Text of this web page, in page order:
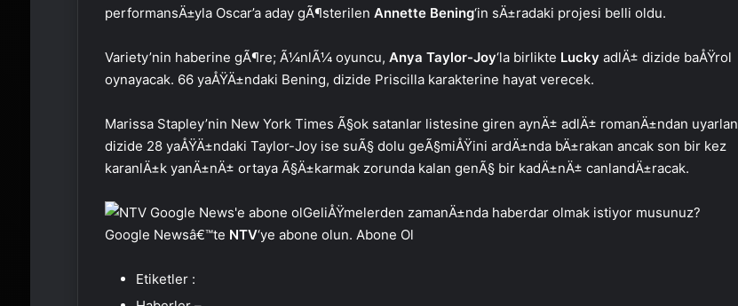
performansÄ±yla Oscar’a aday gÃ¶sterilen Annette Bening‘in sÄ±radaki projesi belli oldu.
Variety’nin haberine gÃ¶re; Ã¼nlÃ¼ oyuncu, Anya Taylor-Joy‘la birlikte Lucky adlÄ± dizide baÅŸrol
oynayacak. 66 yaÅŸÄ±ndaki Bening, dizide Priscilla karakterine hayat verecek.
Marissa Stapley’nin New York Times Ã§ok satanlar listesine giren aynÄ± adlÄ± romanÄ±ndan uyarlan
dizide 28 yaÅŸÄ±ndaki Taylor-Joy ise suÃ§ dolu geÃ§miÅŸini ardÄ±nda bÄ±rakan ancak son bir kez
karanlÄ±k yanÄ±nÄ± ortaya Ã§Ä±karmak zorunda kalan genÃ§ bir kadÄ±nÄ± canlandÄ±racak.
GeliÅŸmelerden zamanÄ±nda haberdar olmak istiyor musunuz?
Google Newsâ€™te NTV‘ye abone olun. Abone Ol
Etiketler :